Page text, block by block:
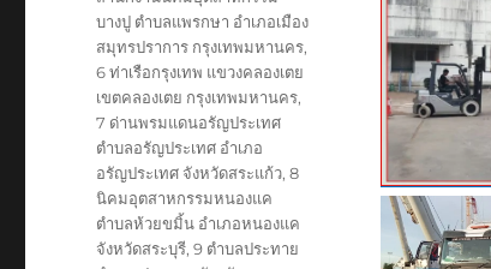
บางปู ตำบลแพรกษา อำเภอเมือง
สมุทรปราการ กรุงเทพมหานคร,
6 ท่าเรือกรุงเทพ แขวงคลองเตย
เขตคลองเตย กรุงเทพมหานคร,
7 ด่านพรมแดนอรัญประเทศ
ตำบลอรัญประเทศ อำเภอ
อรัญประเทศ จังหวัดสระแก้ว,8
นิคมอุตสาหกรรมหนองแค
ตำบลห้วยขมิ้น อำเภอหนองแค
จังหวัดสระบุรี,9 ตำบลประทาย